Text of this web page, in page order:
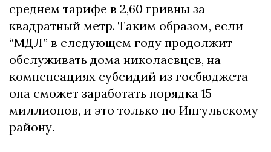
среднем тарифе в 2,60 гривны за
квадратный метр. Таким образом, если
“МДЛ” в следующем году продолжит
обслуживать дома николаевцев, на
компенсациях субсидий из госбюджета
она сможет заработать порядка 15
миллионов, и это только по Ингульскому
району.